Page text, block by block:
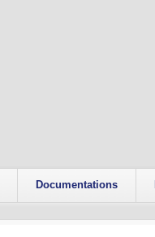
Documentations